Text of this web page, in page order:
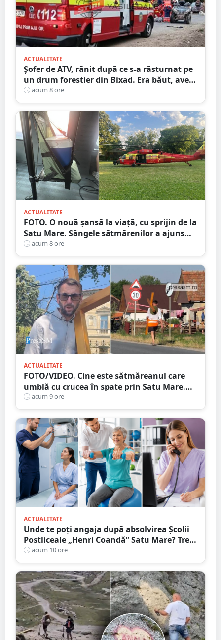
ACTUALITATE
Șofer de ATV, rănit după ce s-a răsturnat pe
un drum forestier din Bixad. Era băut, avea
permisul anulat, iar vehiculul nu era
înmatriculat
acum 8 ore
ACTUALITATE
FOTO. O nouă șansă la viață, cu sprijin de la
Satu Mare. Sângele sătmărenilor a ajuns
într-o misiune contra cronometru pentru
un transplant hepatic
acum 8 ore
ACTUALITATE
FOTO/VIDEO. Cine este sătmăreanul care
umblă cu crucea în spate prin Satu Mare.
De ce face acest gest
acum 9 ore
ACTUALITATE
Unde te poți angaja după absolvirea Școlii
Postliceale „Henri Coandă” Satu Mare? Trei
calificări medicale, numeroase oportunități
de carieră
acum 10 ore